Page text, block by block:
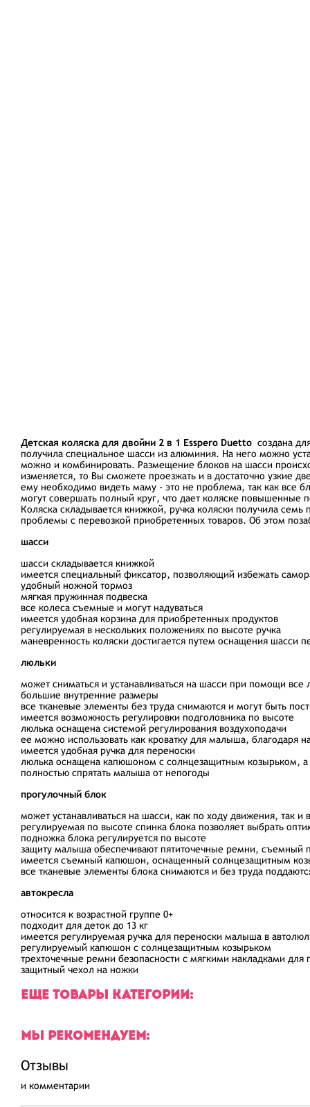
Детская коляска для двойни 2 в 1 Esspero Duetto создана
получила специальное шасси из алюминия. На него можно
можно и комбинировать. Размещение блоков на шасси
изменяется, то Вы сможете проезжать и в достаточно узкие
ему необходимо видеть маму - это не проблема, так как все
могут совершать полный круг, что дает коляске
Коляска складывается книжкой, ручка коляски получила
проблемы с перевозкой приобретенных товаров. Об этом
шасси
шасси складывается книжкой
имеется специальный фиксатор, позволяющий избежать
удобный ножной тормоз
мягкая пружинная подвеска
все колеса съемные и могут надуваться
имеется удобная корзина для приобретенных продуктов
регулируемая в нескольких положениях по высоте ручка
маневренность коляски достигается путем оснащения шасси
люльки
может сниматься и устанавливаться на шасси при помощи все
большие внутренние размеры
все тканевые элементы без труда снимаются и могут быть
имеется возможность регулировки подголовника по высоте
люлька оснащена системой регулирования воздухоподачи
ее можно использовать как кроватку для малыша, благодаря
имеется удобная ручка для переноски
люлька оснащена капюшоном с солнцезащитным козырьком,
полностью спрятать малыша от непогоды
прогулочный блок
может устанавливаться на шасси, как по ходу движения, так и
регулируемая по высоте спинка блока позволяет выбрать
подножка блока регулируется по высоте
защиту малыша обеспечивают пятиточечные ремни, съемный
имеется съемный капюшон, оснащенный солнцезащитным
все тканевые элементы блока снимаются и без труда
автокресла
относится к возрастной группе 0+
подходит для деток до 13 кг
имеется регулируемая ручка для переноски малыша в
регулируемый капюшон с солнцезащитным козырьком
трехточечные ремни безопасности с мягкими накладками для
защитный чехол на ножки
ЕЩЕ ТОВАРЫ КАТЕГОРИИ:
МЫ РЕКОМЕНДУЕМ:
Отзывы
и комментарии